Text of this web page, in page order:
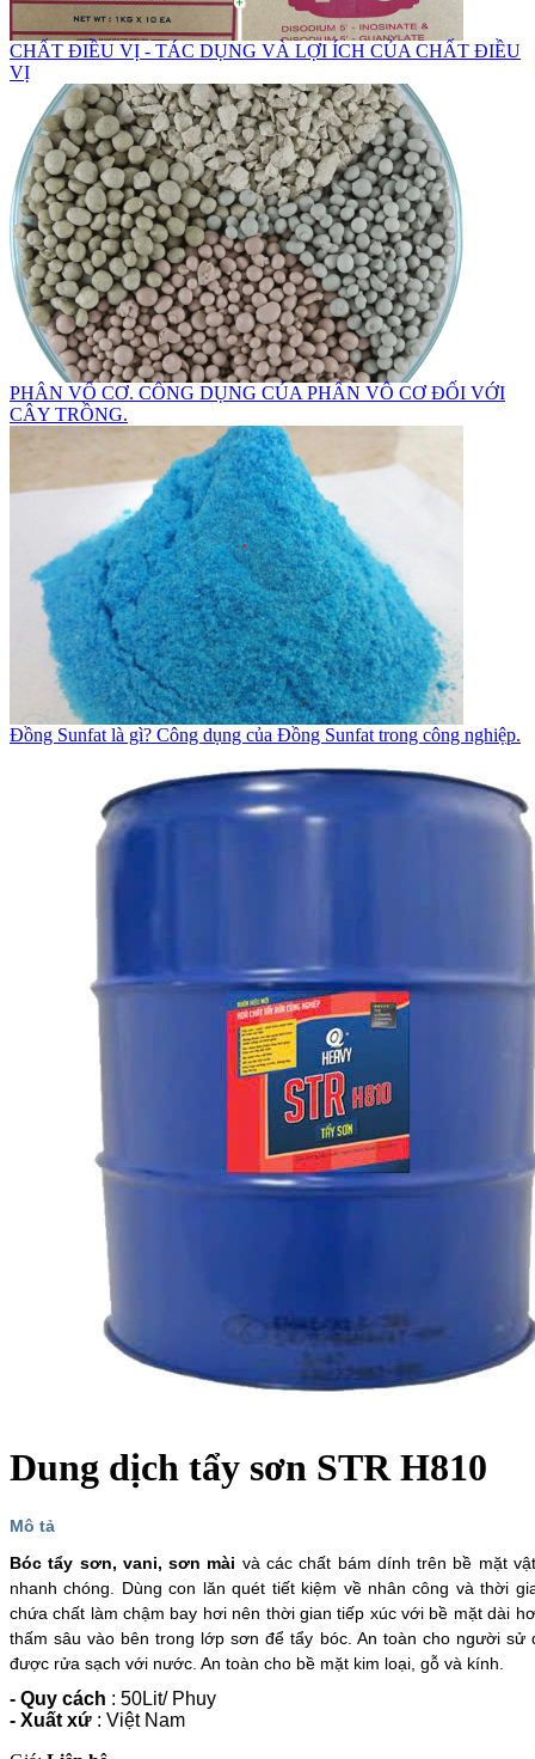
CHẤT ĐIỀU VỊ - TÁC DỤNG VÀ LỢI ÍCH CỦA CHẤT ĐIỀU
VỊ
PHÂN VÔ CƠ. CÔNG DỤNG CỦA PHÂN VÔ CƠ ĐỐI VỚI
CÂY TRỒNG.
Đồng Sunfat là gì? Công dụng của Đồng Sunfat trong công nghiệp.
Dung dịch tẩy sơn STR H810
Mô tả
Bóc tẩy sơn, vani, sơn mài và các chất bám dính trên bề mặt
nhanh chóng. Dùng con lăn quét tiết kiệm về nhân công và thời
chứa chất làm chậm bay hơi nên thời gian tiếp xúc với bề mặt dài
thấm sâu vào bên trong lớp sơn để tẩy bóc. An toàn cho người sử
được rửa sạch với nước. An toàn cho bề mặt kim loại, gỗ và kính.
- Quy cách : 50Lit/ Phuy
- Xuất xứ : Việt Nam